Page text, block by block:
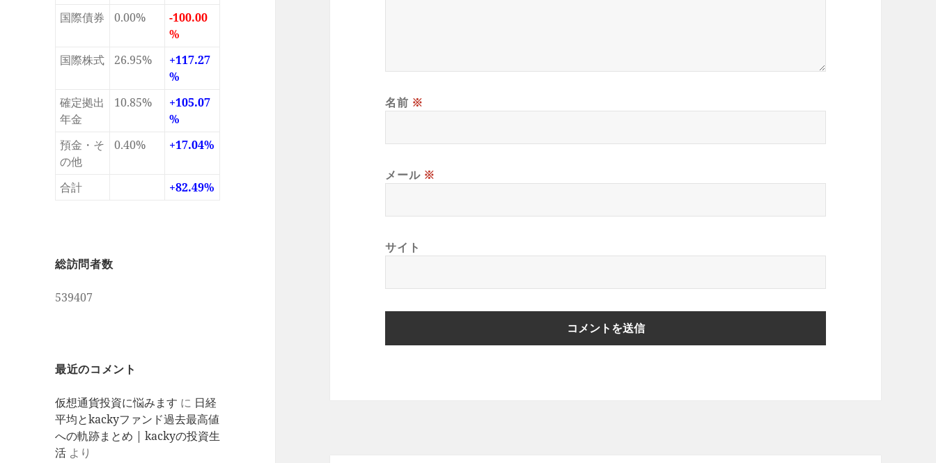
国際債券
0.00%
-100.00
%
国際株式
26.95%
+117.27
%
確定拠出
年金
10.85%
+105.07
%
預金・そ
の他
0.40% +17.04%
合計 +82.49%
総訪問者数
539407
最近のコメント
仮想通貨投資に悩みます に 日経
平均とkackyファンド過去最高値
への軌跡まとめ | kackyの投資生
活 より
名前 ※
メール ※
サイト